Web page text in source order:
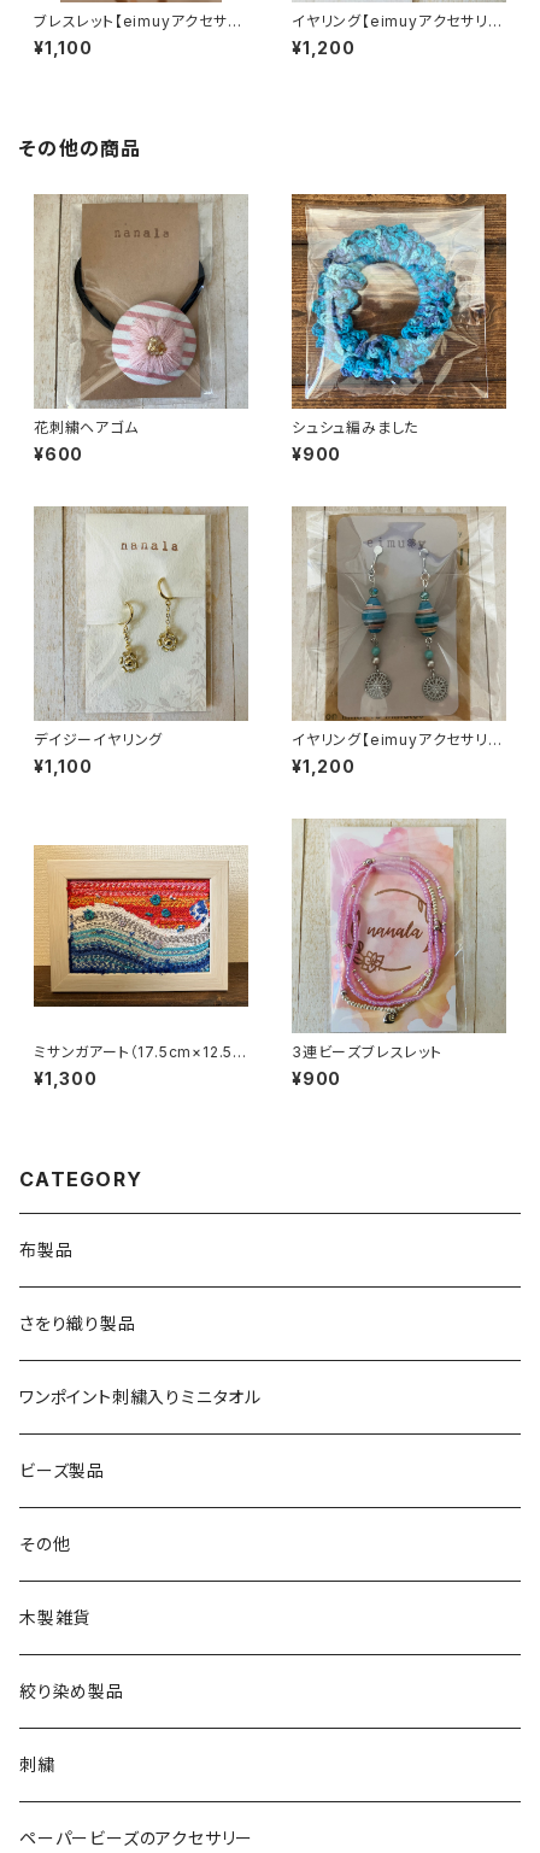
ブレスレット【eimuyアクセサリ
ー部】
¥1,100
イヤリング【eimuyアクセサリー
部】
¥1,200
その他の商品
花刺繍ヘアゴム
¥600
シュシュ編みました
¥900
デイジーイヤリング
¥1,100
イヤリング【eimuyアクセサリー
部】
¥1,200
ミサンガアート（17.5cm×12.5c
m）
¥1,300
3連ビーズブレスレット
¥900
CATEGORY
布製品
さをり織り製品
ワンポイント刺繍入りミニタオル
ビーズ製品
その他
木製雑貨
絞り染め製品
刺繍
ペーパービーズのアクセサリー